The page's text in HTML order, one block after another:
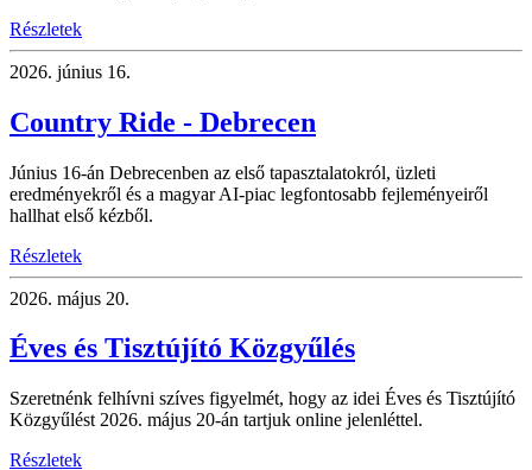
Részletek
2026. június 16.
Country Ride - Debrecen
Június 16-án Debrecenben az első tapasztalatokról, üzleti
eredményekről és a magyar AI-piac legfontosabb fejleményeiről
hallhat első kézből.
Részletek
2026. május 20.
Éves és Tisztújító Közgyűlés
Szeretnénk felhívni szíves figyelmét, hogy az idei Éves és Tisztújító
Közgyűlést 2026. május 20-án tartjuk online jelenléttel.
Részletek